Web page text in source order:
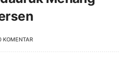
KOMENTAR